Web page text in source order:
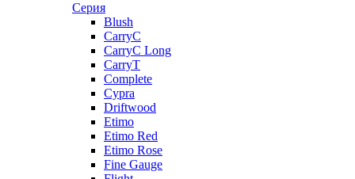
Серия
Blush
CarryC
CarryC Long
CarryT
Complete
Cypra
Driftwood
Etimo
Etimo Red
Etimo Rose
Fine Gauge